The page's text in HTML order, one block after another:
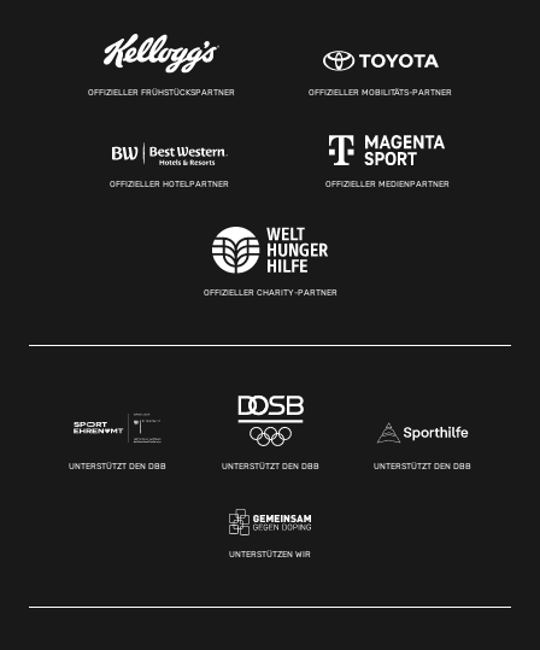
OFFIZIELLER FRÜHSTÜCKSPARTNER OFFIZIELLER MOBILITÄTS-PARTNER
OFFIZIELLER HOTELPARTNER OFFIZIELLER MEDIENPARTNER
OFFIZIELLER CHARITY-PARTNER
UNTERSTÜTZT DEN DBB UNTERSTÜTZT DEN DBB UNTERSTÜTZT DEN DBB
UNTERSTÜTZEN WIR